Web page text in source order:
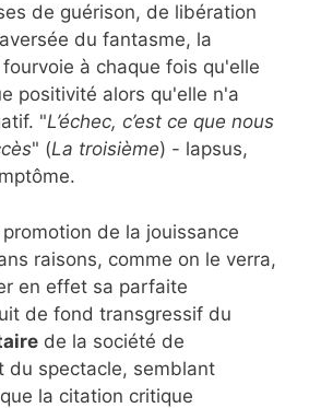
de guérison, de libération
du fantasme, la
à chaque fois qu'elle
positivité alors qu'elle n'a
"L’échec, c’est ce que nous
" (La troisième) - lapsus,
de la jouissance
raisons, comme on le verra,
en effet sa parfaite
de fond transgressif du
de la société de
du spectacle, semblant
la citation critique